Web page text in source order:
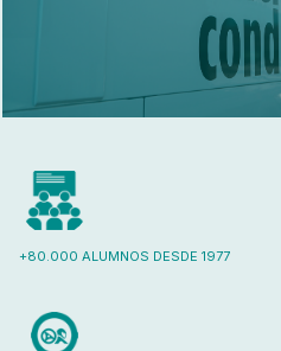
+80.000 ALUMNOS DESDE 1977